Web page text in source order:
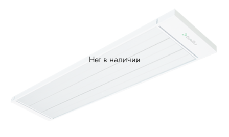
Нет в наличии